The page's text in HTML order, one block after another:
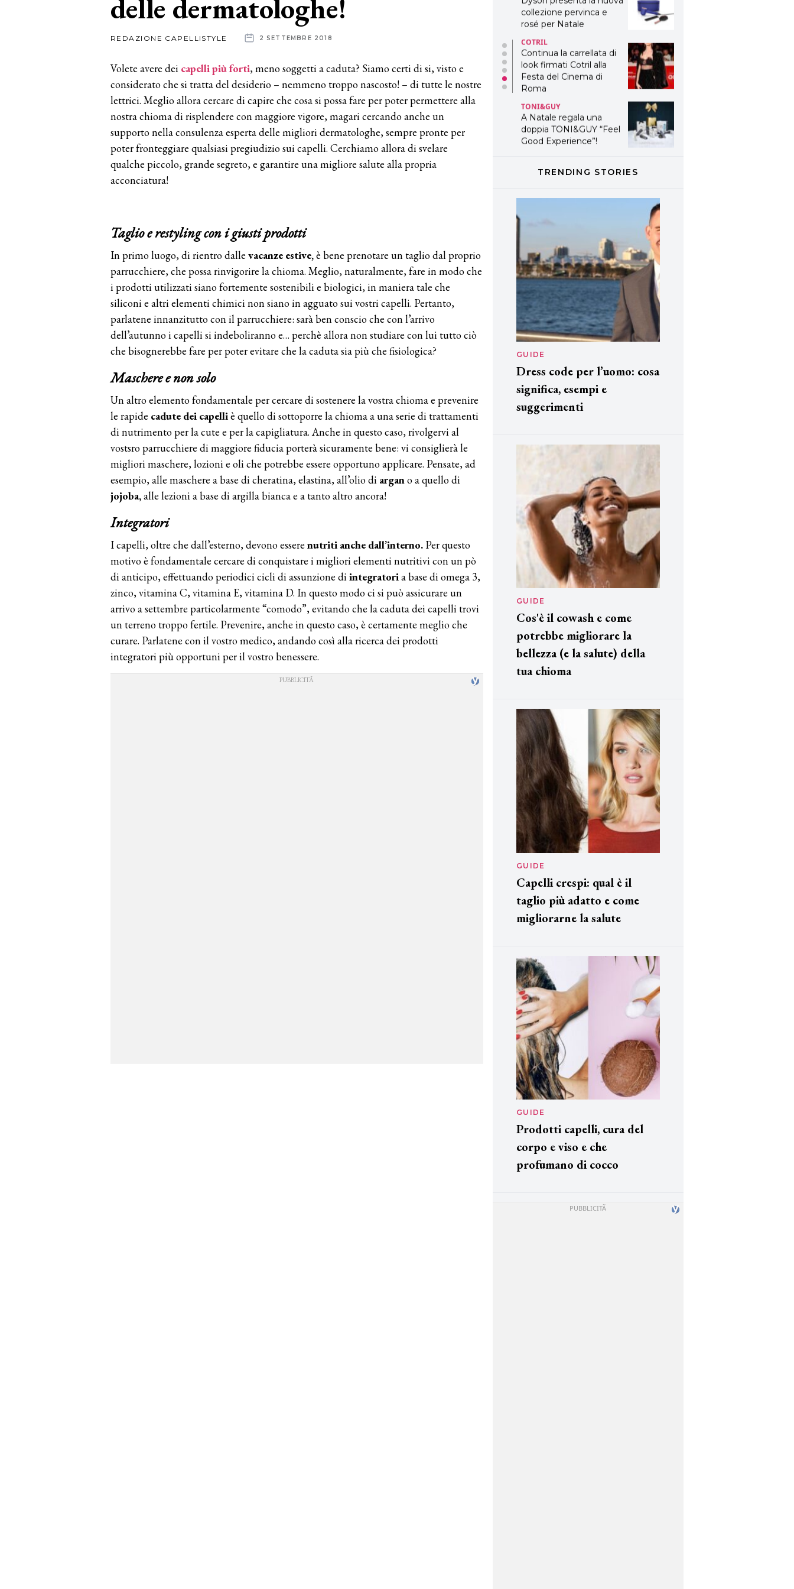
delle dermatologhe!
REDAZIONE CAPELLISTYLE 2 SETTEMBRE 2018
Volete avere dei capelli più forti, meno soggetti a caduta? Siamo certi di si, visto e
considerato che si tratta del desiderio – nemmeno troppo nascosto! – di tutte le nostre
lettrici. Meglio allora cercare di capire che cosa si possa fare per poter permettere alla
nostra chioma di risplendere con maggiore vigore, magari cercando anche un
supporto nella consulenza esperta delle migliori dermatologhe, sempre pronte per
poter fronteggiare qualsiasi pregiudizio sui capelli. Cerchiamo allora di svelare
qualche piccolo, grande segreto, e garantire una migliore salute alla propria
acconciatura!
Taglio e restyling con i giusti prodotti
In primo luogo, di rientro dalle vacanze estive,è bene prenotare un taglio dal proprio
parrucchiere, che possa rinvigorire la chioma. Meglio, naturalmente, fare in modo che
i prodotti utilizzati siano fortemente sostenibili e biologici, in maniera tale che
siliconi e altri elementi chimici non siano in agguato sui vostri capelli. Pertanto,
parlatene innanzitutto con il parrucchiere: sarà ben conscio che con l’arrivo
dell’autunno i capelli si indeboliranno e… perchè allora non studiare con lui tutto ciò
che bisognerebbe fare per poter evitare che la caduta sia più che fisiologica?
Maschere e non solo
Un altro elemento fondamentale per cercare di sostenere la vostra chioma e prevenire
le rapide cadute dei capelli è quello di sottoporre la chioma a una serie di trattamenti
di nutrimento per la cute e per la capigliatura. Anche in questo caso, rivolgervi al
vostsro parrucchiere di maggiore fiducia porterà sicuramente bene: vi consiglierà le
migliori maschere, lozioni e oli che potrebbe essere opportuno applicare. Pensate, ad
esempio, alle maschere a base di cheratina, elastina, all’olio di argan o a quello di
jojoba,alle lezioni a base di argilla bianca e a tanto altro ancora!
Integratori
I capelli, oltre che dall’esterno, devono essere nutriti anche dall’interno. Per questo
motivo è fondamentale cercare di conquistare i migliori elementi nutritivi con un pò
di anticipo, effettuando periodici cicli di assunzione di integratori a base di omega 3,
zinco, vitamina C, vitamina E, vitamina D. In questo modo ci si può assicurare un
arrivo a settembre particolarmente “comodo”, evitando che la caduta dei capelli trovi
un terreno troppo fertile. Prevenire, anche in questo caso, è certamente meglio che
curare. Parlatene con il vostro medico, andando così alla ricerca dei prodotti
integratori più opportuni per il vostro benessere.
collezione pervinca e
rosé per Natale
COTRIL
Continua la carrellata di
look firmati Cotril alla
Festa del Cinema di
Roma
TONI&GUY
A Natale regala una
doppia TONI&GUY “Feel
Good Experience”!
LABEL.M lancia la sua
DAVINES
cofanetti beauty preziosi
per un regalo adatto ad
ogni capello
TRENDING STORIES
GUIDE
Dress code per l’uomo: cosa
significa, esempi e
suggerimenti
GUIDE
Cos'è il cowash e come
potrebbe migliorare la
bellezza (e la salute) della
tua chioma
GUIDE
Capelli crespi: qual è il
taglio più adatto e come
migliorarne la salute
GUIDE
Prodotti capelli, cura del
corpo e viso e che
profumano di cocco